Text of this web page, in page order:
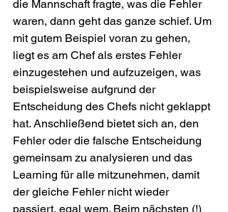
die Mannschaft fragte, was die Fehler
waren, dann geht das ganze schief. Um
mit gutem Beispiel voran zu gehen,
liegt es am Chef als erstes Fehler
einzugestehen und aufzuzeigen, was
beispielsweise aufgrund der
Entscheidung des Chefs nicht geklappt
hat. Anschließend bietet sich an, den
Fehler oder die falsche Entscheidung
gemeinsam zu analysieren und das
Learning für alle mitzunehmen, damit
der gleiche Fehler nicht wieder
passiert, egal wem. Beim nächsten (!)